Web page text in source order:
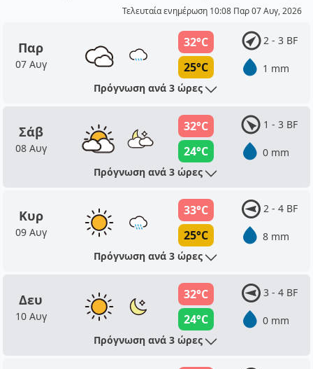
Τελευταία ενημέρωση 10:08 Παρ 07 Αυγ, 2026
Παρ
07 Αυγ
32°C
25°C
2 - 3 BF
1 mm
Πρόγνωση ανά 3 ώρες
Σάβ
08 Αυγ
32°C
24°C
1 - 3 BF
0 mm
Πρόγνωση ανά 3 ώρες
Κυρ
09 Αυγ
33°C
25°C
2 - 4 BF
8 mm
Πρόγνωση ανά 3 ώρες
Δευ
10 Αυγ
32°C
24°C
3 - 4 BF
0 mm
Πρόγνωση ανά 3 ώρες